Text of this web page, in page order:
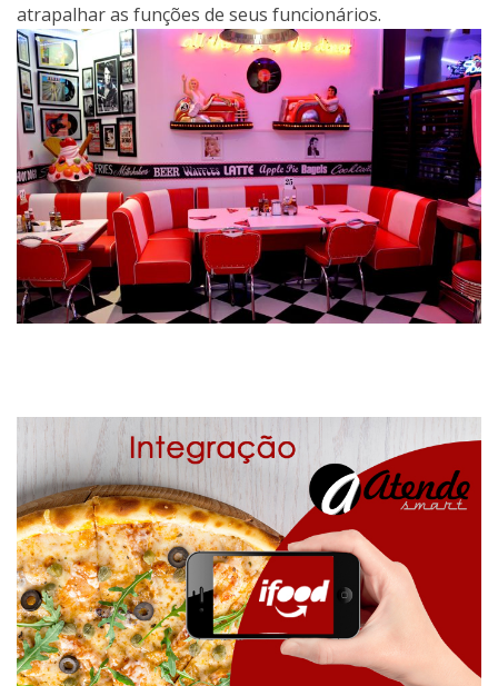
atrapalhar as funções de seus funcionários.